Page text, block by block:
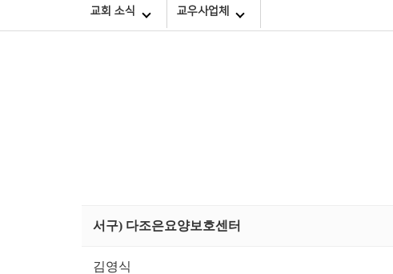
교회 소식 교우사업체
서구) 다조은요양보호센터
김영식